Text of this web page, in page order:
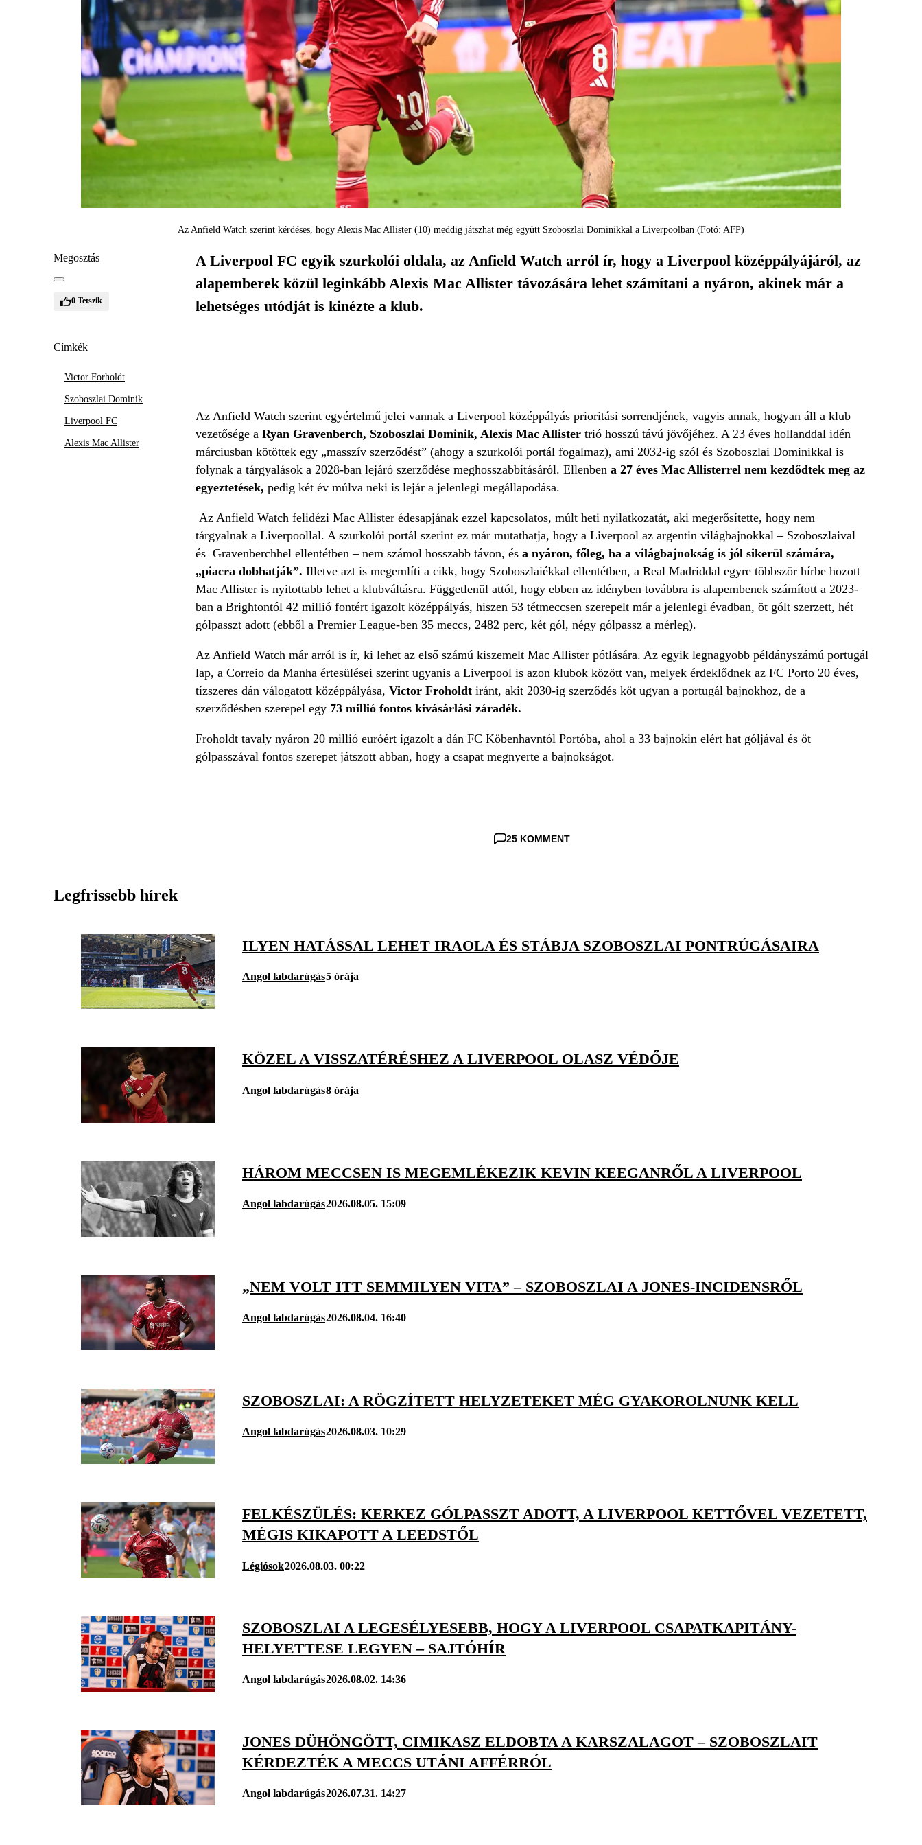
Az Anfield Watch szerint kérdéses, hogy Alexis Mac Allister (10) meddig játszhat még együtt Szoboszlai Dominikkal a Liverpoolban (Fotó: AFP)
Megosztás
0 Tetszik
Címkék
Victor Forholdt
Szoboszlai Dominik
Liverpool FC
Alexis Mac Allister
A Liverpool FC egyik szurkolói oldala, az Anfield Watch arról ír, hogy a Liverpool középpályájáról, az
alapemberek közül leginkább Alexis Mac Allister távozására lehet számítani a nyáron, akinek már a
lehetséges utódját is kinézte a klub.
Az Anfield Watch szerint egyértelmű jelei vannak a Liverpool középpályás prioritási sorrendjének, vagyis annak, hogyan áll a klub
vezetősége a Ryan Gravenberch, Szoboszlai Dominik, Alexis Mac Allister trió hosszú távú jövőjéhez. A 23 éves hollanddal idén
márciusban kötöttek egy „masszív szerződést” (ahogy a szurkolói portál fogalmaz), ami 2032-ig szól és Szoboszlai Dominikkal is
folynak a tárgyalások a 2028-ban lejáró szerződése meghosszabbításáról. Ellenben a 27 éves Mac Allisterrel nem kezdődtek meg az
egyeztetések, pedig két év múlva neki is lejár a jelenlegi megállapodása.
Az Anfield Watch felidézi Mac Allister édesapjának ezzel kapcsolatos, múlt heti nyilatkozatát, aki megerősítette, hogy nem
tárgyalnak a Liverpoollal. A szurkolói portál szerint ez már mutathatja, hogy a Liverpool az argentin világbajnokkal – Szoboszlaival
és Gravenberchhel ellentétben – nem számol hosszabb távon, és a nyáron, főleg, ha a világbajnokság is jól sikerül számára,
„piacra dobhatják”. Illetve azt is megemlíti a cikk, hogy Szoboszlaiékkal ellentétben, a Real Madriddal egyre többször hírbe hozott
Mac Allister is nyitottabb lehet a klubváltásra. Függetlenül attól, hogy ebben az idényben továbbra is alapembenek számított a 2023-
ban a Brightontól 42 millió fontért igazolt középpályás, hiszen 53 tétmeccsen szerepelt már a jelenlegi évadban, öt gólt szerzett, hét
gólpasszt adott (ebből a Premier League-ben 35 meccs, 2482 perc, két gól, négy gólpassz a mérleg).
Az Anfield Watch már arról is ír, ki lehet az első számú kiszemelt Mac Allister pótlására. Az egyik legnagyobb példányszámú portugál
lap, a Correio da Manha értesülései szerint ugyanis a Liverpool is azon klubok között van, melyek érdeklődnek az FC Porto 20 éves,
tízszeres dán válogatott középpályása, Victor Froholdtiránt, akit 2030-ig szerződés köt ugyan a portugál bajnokhoz, de a
szerződésben szerepel egy 73 millió fontos kivásárlási záradék.
Froholdt tavaly nyáron 20 millió euróért igazolt a dán FC Köbenhavntól Portóba, ahol a 33 bajnokin elért hat góljával és öt
gólpasszával fontos szerepet játszott abban, hogy a csapat megnyerte a bajnokságot.
25 KOMMENT
Legfrissebb hírek
ILYEN HATÁSSAL LEHET IRAOLA ÉS STÁBJA SZOBOSZLAI PONTRÚGÁSAIRA
Angol labdarúgás5 órája
KÖZEL A VISSZATÉRÉSHEZ A LIVERPOOL OLASZ VÉDŐJE
Angol labdarúgás8 órája
HÁROM MECCSEN IS MEGEMLÉKEZIK KEVIN KEEGANRŐL A LIVERPOOL
Angol labdarúgás2026.08.05. 15:09
„NEM VOLT ITT SEMMILYEN VITA” – SZOBOSZLAI A JONES-INCIDENSRŐL
Angol labdarúgás2026.08.04. 16:40
SZOBOSZLAI: A RÖGZÍTETT HELYZETEKET MÉG GYAKOROLNUNK KELL
Angol labdarúgás2026.08.03. 10:29
FELKÉSZÜLÉS: KERKEZ GÓLPASSZT ADOTT, A LIVERPOOL KETTŐVEL VEZETETT,
MÉGIS KIKAPOTT A LEEDSTŐL
Légiósok2026.08.03. 00:22
SZOBOSZLAI A LEGESÉLYESEBB, HOGY A LIVERPOOL CSAPATKAPITÁNY-
HELYETTESE LEGYEN – SAJTÓHÍR
Angol labdarúgás2026.08.02. 14:36
JONES DÜHÖNGÖTT, CIMIKASZ ELDOBTA A KARSZALAGOT – SZOBOSZLAIT
KÉRDEZTÉK A MECCS UTÁNI AFFÉRRÓL
Angol labdarúgás2026.07.31. 14:27